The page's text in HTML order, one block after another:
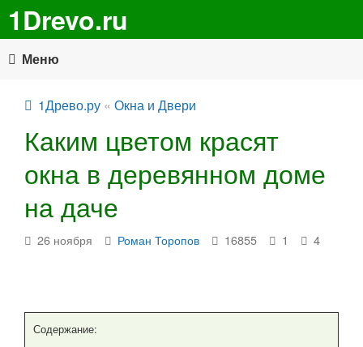
1Drevo.ru
Меню
1Древо.ру « Окна и Двери
Каким цветом красят
окна в деревянном доме
на даче
26 ноября Роман Торопов 16855 1 4
Содержание: